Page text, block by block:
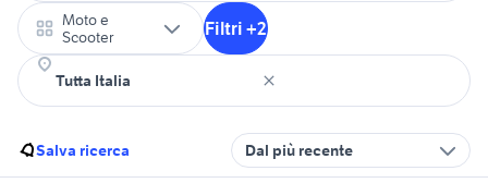
Moto e
Scooter
Filtri +2
Salva ricerca Dal più recente